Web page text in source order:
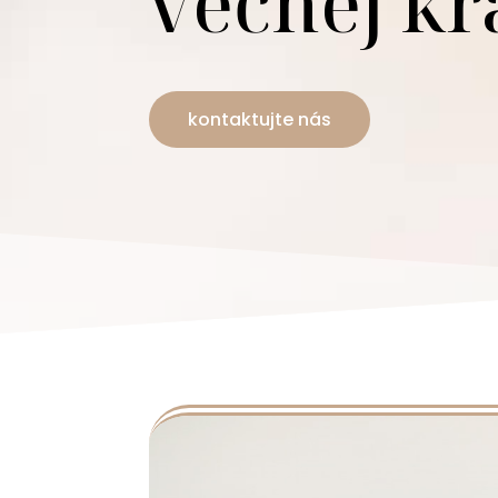
kontaktujte nás